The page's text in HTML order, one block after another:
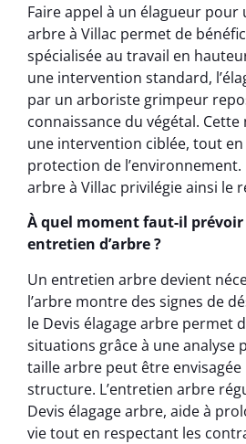
Faire appel à un élagueur pour
arbre à Villac permet de
spécialisée au travail en
une intervention standard,
par un arboriste grimpeur
connaissance du végétal.
une intervention ciblée, tout
protection de l’environnement.
arbre à Villac privilégie ainsi le
À quel moment faut-il prévoir
entretien d’arbre ?
Un entretien arbre devient
l’arbre montre des signes de
le Devis élagage arbre permet
situations grâce à une analyse
taille arbre peut être
structure. L’entretien arbre
Devis élagage arbre, aide à
vie tout en respectant les